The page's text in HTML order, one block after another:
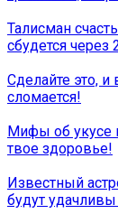
Талисман
сбудется через
Сделайте это,
сломается!
Мифы об укусе
твое здоровье!
Известный
будут